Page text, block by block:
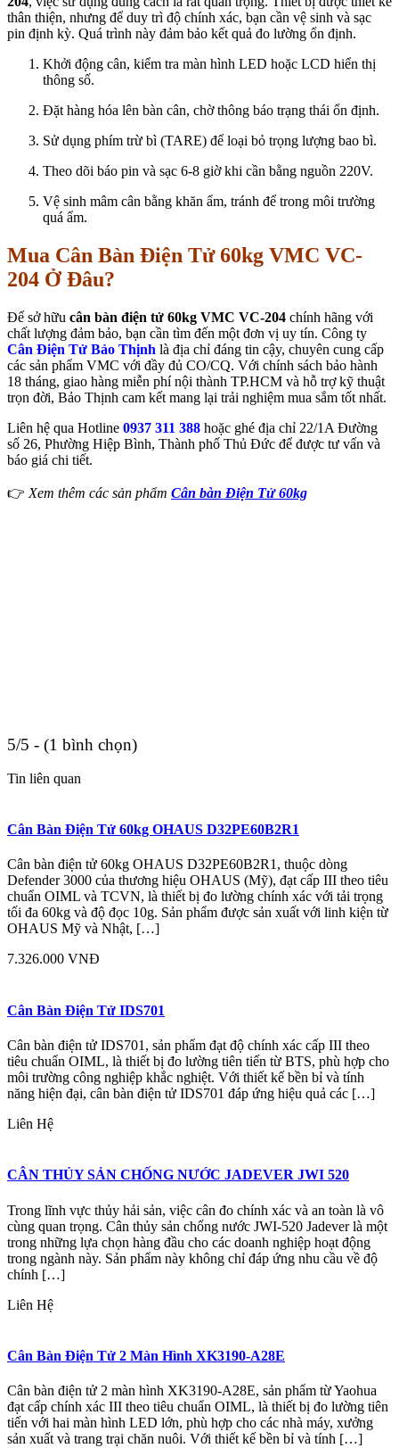
thân thiện, nhưng để duy trì độ chính xác, bạn cần vệ sinh và sạc
pin định kỳ. Quá trình này đảm bảo kết quả đo lường ổn định.
Khởi động cân, kiểm tra màn hình LED hoặc LCD hiển thị
thông số.
Đặt hàng hóa lên bàn cân, chờ thông báo trạng thái ổn định.
Sử dụng phím trừ bì (TARE) để loại bỏ trọng lượng bao bì.
Theo dõi báo pin và sạc 6-8 giờ khi cần bằng nguồn 220V.
Vệ sinh mâm cân bằng khăn ẩm, tránh để trong môi trường
quá ẩm.
Mua Cân Bàn Điện Tử 60kg VMC VC-
204 Ở Đâu?
Để sở hữu cân bàn điện tử 60kg VMC VC-204 chính hãng với
chất lượng đảm bảo, bạn cần tìm đến một đơn vị uy tín. Công ty
Cân Điện Tử Bảo Thịnh là địa chỉ đáng tin cậy, chuyên cung cấp
các sản phẩm VMC với đầy đủ CO/CQ. Với chính sách bảo hành
18 tháng, giao hàng miễn phí nội thành TP.HCM và hỗ trợ kỹ thuật
trọn đời, Bảo Thịnh cam kết mang lại trải nghiệm mua sắm tốt nhất.
Liên hệ qua Hotline 0937 311 388 hoặc ghé địa chỉ 22/1A Đường
số 26, Phường Hiệp Bình, Thành phố Thủ Đức để được tư vấn và
báo giá chi tiết.
👉 Xem thêm các sản phẩm Cân bàn Điện Tử 60kg
5/5 - (1 bình chọn)
Tin liên quan
Cân Bàn Điện Tử 60kg OHAUS D32PE60B2R1
Cân bàn điện tử 60kg OHAUS D32PE60B2R1, thuộc dòng
Defender 3000 của thương hiệu OHAUS (Mỹ), đạt cấp III theo tiêu
chuẩn OIML và TCVN, là thiết bị đo lường chính xác với tải trọng
tối đa 60kg và độ đọc 10g. Sản phẩm được sản xuất với linh kiện từ
OHAUS Mỹ và Nhật, […]
7.326.000 VNĐ
Cân Bàn Điện Tử IDS701
Cân bàn điện tử IDS701, sản phẩm đạt độ chính xác cấp III theo
tiêu chuẩn OIML, là thiết bị đo lường tiên tiến từ BTS, phù hợp cho
môi trường công nghiệp khắc nghiệt. Với thiết kế bền bỉ và tính
năng hiện đại, cân bàn điện tử IDS701 đáp ứng hiệu quả các […]
Liên Hệ
CÂN THỦY SẢN CHỐNG NƯỚC JADEVER JWI 520
Trong lĩnh vực thủy hải sản, việc cân đo chính xác và an toàn là vô
cùng quan trọng. Cân thủy sản chống nước JWI-520 Jadever là một
trong những lựa chọn hàng đầu cho các doanh nghiệp hoạt động
trong ngành này. Sản phẩm này không chỉ đáp ứng nhu cầu về độ
chính […]
Liên Hệ
Cân Bàn Điện Tử 2 Màn Hình XK3190-A28E
Cân bàn điện tử 2 màn hình XK3190-A28E, sản phẩm từ Yaohua
đạt cấp chính xác III theo tiêu chuẩn OIML, là thiết bị đo lường tiên
tiến với hai màn hình LED lớn, phù hợp cho các nhà máy, xưởng
sản xuất và trang trại chăn nuôi. Với thiết kế bền bỉ và tính […]